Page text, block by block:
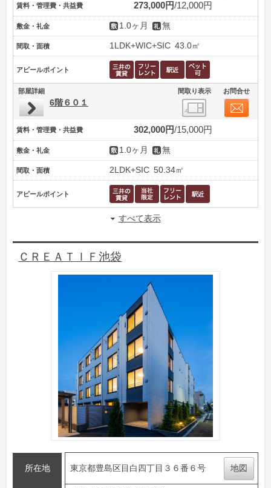
賃料・管理費・共益費 273,000円 12,000円
敷金・礼金 1.0ヶ月 無
間取・面積 1LDK+WIC+SIC 43.0㎡
アピールポイント
部屋詳細 間取り表示 お問合せ
6階６０１
賃料・管理費・共益費 302,000円 15,000円
敷金・礼金 1.0ヶ月 無
間取・面積 2LDK+SIC 50.34㎡
アピールポイント
すべて表示
ＣＲＥＡＴＩＦ池袋
所在地 東京都豊島区目白四丁目３６番６号 地図